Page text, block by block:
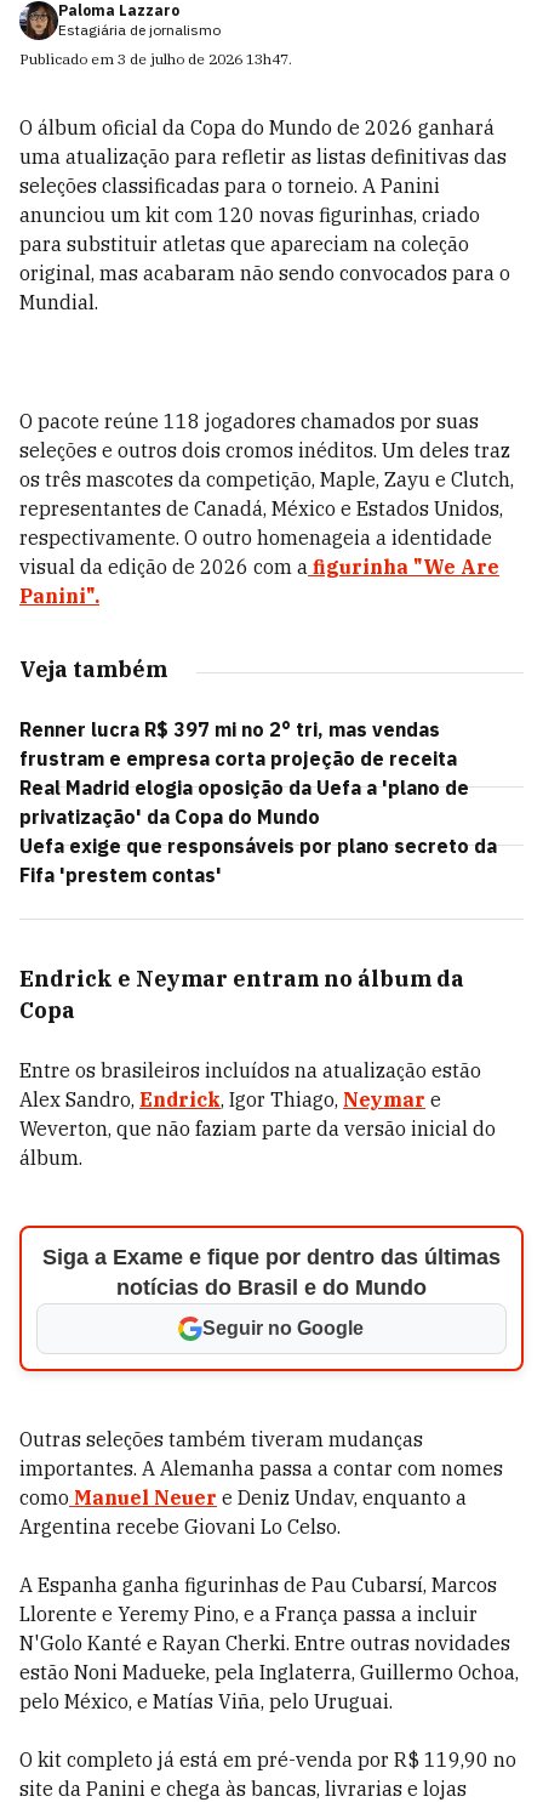
Paloma Lazzaro
Estagiária de jornalismo
Publicado em 3 de julho de 2026 13h47.
O álbum oficial da Copa do Mundo de 2026 ganhará
uma atualização para refletir as listas definitivas das
seleções classificadas para o torneio. A Panini
anunciou um kit com 120 novas figurinhas, criado
para substituir atletas que apareciam na coleção
original, mas acabaram não sendo convocados para o
Mundial.
O pacote reúne 118 jogadores chamados por suas
seleções e outros dois cromos inéditos. Um deles traz
os três mascotes da competição, Maple, Zayu e Clutch,
representantes de Canadá, México e Estados Unidos,
respectivamente. O outro homenageia a identidade
visual da edição de 2026 com a figurinha "We Are
Panini".
Veja também
Renner lucra R$ 397 mi no 2° tri, mas vendas
frustram e empresa corta projeção de receita
Real Madrid elogia oposição da Uefa a 'plano de
privatização' da Copa do Mundo
Uefa exige que responsáveis por plano secreto da
Fifa 'prestem contas'
Endrick e Neymar entram no álbum da
Copa
Entre os brasileiros incluídos na atualização estão
Alex Sandro, Endrick, Igor Thiago, Neymar e
Weverton, que não faziam parte da versão inicial do
álbum.
Siga a Exame e fique por dentro das últimas
notícias do Brasil e do Mundo
Seguir no Google
Outras seleções também tiveram mudanças
importantes. A Alemanha passa a contar com nomes
como Manuel Neuer e Deniz Undav, enquanto a
Argentina recebe Giovani Lo Celso.
A Espanha ganha figurinhas de Pau Cubarsí, Marcos
Llorente e Yeremy Pino, e a França passa a incluir
N'Golo Kanté e Rayan Cherki. Entre outras novidades
estão Noni Madueke, pela Inglaterra, Guillermo Ochoa,
pelo México, e Matías Viña, pelo Uruguai.
O kit completo já está em pré-venda por R$ 119,90 no
site da Panini e chega às bancas, livrarias e lojas